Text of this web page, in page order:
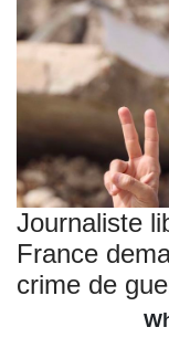
Journaliste
France
crime de